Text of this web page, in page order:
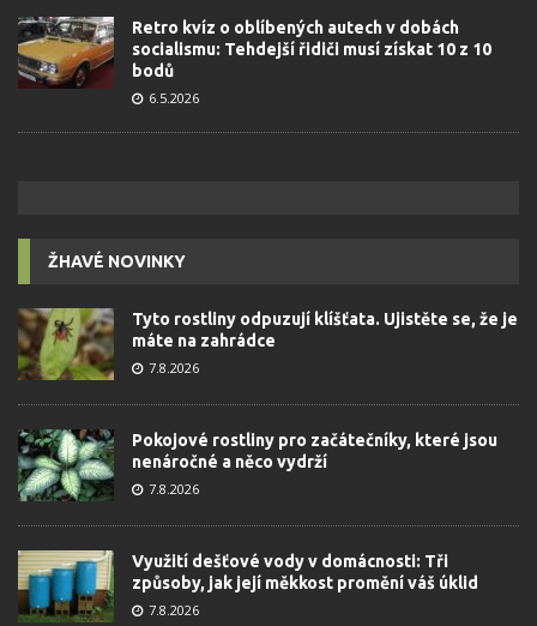
Retro kvíz o oblíbených autech v dobách
socialismu: Tehdejší řidiči musí získat 10 z 10
bodů
6.5.2026
ŽHAVÉ NOVINKY
Tyto rostliny odpuzují klíšťata. Ujistěte se, že je
máte na zahrádce
7.8.2026
Pokojové rostliny pro začátečníky, které jsou
nenáročné a něco vydrží
7.8.2026
Využití dešťové vody v domácnosti: Tři
způsoby, jak její měkkost promění váš úklid
7.8.2026